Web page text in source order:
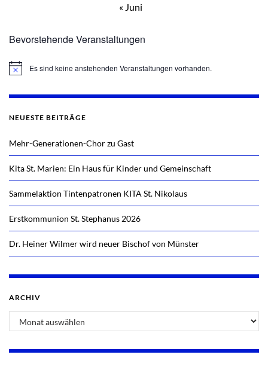
« Juni
Bevorstehende Veranstaltungen
HinweisEs sind keine anstehenden Veranstaltungen vorhanden.
NEUESTE BEITRÄGE
Mehr-Generationen-Chor zu Gast
Kita St. Marien: Ein Haus für Kinder und Gemeinschaft
Sammelaktion Tintenpatronen KITA St. Nikolaus
Erstkommunion St. Stephanus 2026
Dr. Heiner Wilmer wird neuer Bischof von Münster
ARCHIV